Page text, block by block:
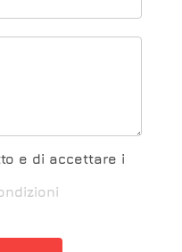
e di accettare i